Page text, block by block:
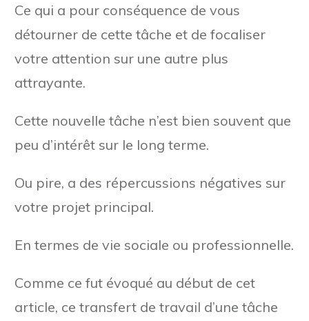
Ce qui a pour conséquence de vous
détourner de cette tâche et de focaliser
votre attention sur une autre plus
attrayante.
Cette nouvelle tâche n’est bien souvent que
peu d’intérêt sur le long terme.
Ou pire, a des répercussions négatives sur
votre projet principal.
En termes de vie sociale ou professionnelle.
Comme ce fut évoqué au début de cet
article, ce transfert de travail d’une tâche